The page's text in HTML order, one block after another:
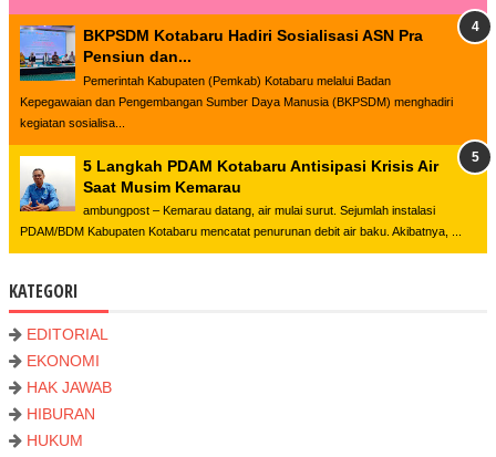
BKPSDM Kotabaru Hadiri Sosialisasi ASN Pra
Pensiun dan...
Pemerintah Kabupaten (Pemkab) Kotabaru melalui Badan
Kepegawaian dan Pengembangan Sumber Daya Manusia (BKPSDM) menghadiri
kegiatan sosialisa...
5 Langkah PDAM Kotabaru Antisipasi Krisis Air
Saat Musim Kemarau
ambungpost – Kemarau datang, air mulai surut. Sejumlah instalasi
PDAM/BDM Kabupaten Kotabaru mencatat penurunan debit air baku. Akibatnya, ...
KATEGORI
EDITORIAL
EKONOMI
HAK JAWAB
HIBURAN
HUKUM